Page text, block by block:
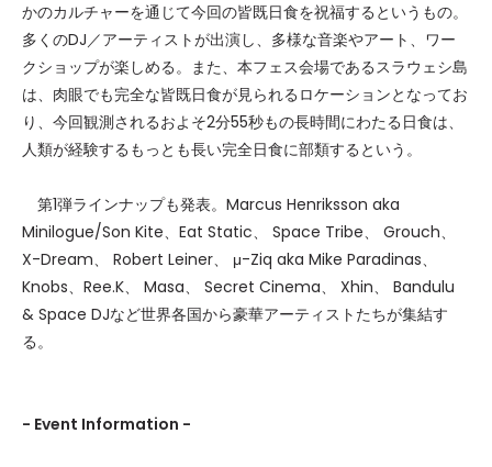
かのカルチャーを通じて今回の皆既日食を祝福するというもの。
多くのDJ／アーティストが出演し、多様な音楽やアート、ワー
クショップが楽しめる。また、本フェス会場であるスラウェシ島
は、肉眼でも完全な皆既日食が見られるロケーションとなってお
り、今回観測されるおよそ2分55秒もの長時間にわたる日食は、
人類が経験するもっとも長い完全日食に部類するという。
第1弾ラインナップも発表。Marcus Henriksson aka
Minilogue/Son Kite、Eat Static、 Space Tribe、 Grouch、
X-Dream、 Robert Leiner、 μ-Ziq aka Mike Paradinas、
Knobs、Ree.K、 Masa、 Secret Cinema、 Xhin、 Bandulu
& Space DJなど世界各国から豪華アーティストたちが集結す
る。
- Event Information -